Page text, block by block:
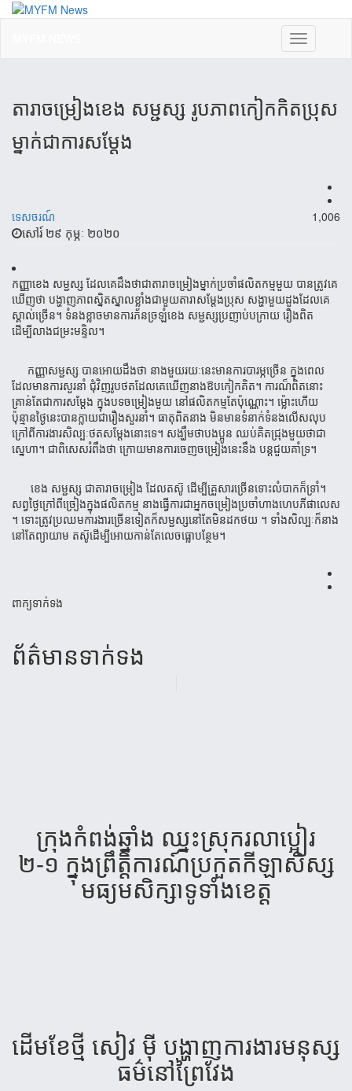
Toggle
navigation
តារាចម្រៀងខេង សម្ជស្ស រូបភាពកៀកកិតប្រុស
ម្នាក់ជាការសម្តែង
1,006
ទេសចរណ៍
សៅរ៍ ២៩ កុម្ភៈ ២០២០
កញ្ញាខេង សម្ជស្ស ដែលគេដឹងថាជាតារាចម្រៀងម្នាក់ប្រចាំផលិតកម្មមួយ បានត្រូវគេ
ឃើញថា បង្ហាញភាពស្និតស្នាលខ្លាំងជាមួយតារាសម្តែងប្រុស សង្ហាមួយដួងដែលគេ
ស្គាល់ច្រើន។ ទំនងខ្លាចមានការភ័នច្រឡំខេង សម្ជស្សប្រញាប់បក្រាយ រឿងពិត
ដើម្បីលាងជម្រះមន្ទិល។
កញ្ញាសម្ជស្ស បានអោយដឹងថា នាងមួយរយៈនេះមានការបារម្ភច្រើន ក្នុងពេល
ដែលមានការសួរនាំ ជុំវិញរូបថតដែលគេឃើញនាងឱបកៀកគិត។ ការណ៏ពិតនោះ
គ្រាន់តែជាការសម្តែង ក្នុងបទចម្រៀងមួយ នៅផលិតកម្មតែប៉ុណ្ណោះ។ ម្ល៉ោះហើយ
ប៉ុន្មានថ្ងៃនេះបានក្លាយជារឿងសួរនាំ។ ធាតុពិតនាង មិនមានទំនាក់ទំនងលើសលុប
ក្រៅពីការងារសិល្បៈថតសម្តែងនោះទេ។ សង្ឃឹមថាបងប្អូន ឈប់គិតជ្រុងមួយថាជា
ស្នេហា។ ជាពិសេសរំពឹងថា ក្រោយមានការចេញចម្រៀងនេះនឹង បន្តជួយគាំទ្រ។
ខេង សម្ជស្ស ជាតារាចម្រៀង ដែលតស៊ូ ដើម្បីគ្រួសារច្រើនទោះលំបាកក៏ទ្រាំ។
សព្វថ្ងៃក្រៅពីច្រៀងក្នុងផលិតកម្ម នាងធ្វើការជាអ្នកចម្រៀងប្រចាំហាងហេបភីផាលេស
។ ទោះត្រូវប្រឈមការងារច្រើនទៀតក៏សម្ជស្សនៅតែមិនដកថយ ។ ទាំងសិល្បៈក៏នាង
នៅតែព្យាយាម តស៊ូដើម្បីអោយកាន់តែលេចធ្លោបន្ថែម។
ពាក្យទាក់ទង
ព័ត៌មាន​ទាក់​ទង
ក្រុង​កំពង់​ឆ្នាំង ឈ្នះស្រុករលា​ប្អៀរ
២-១ ក្នុងព្រឹត្តិការណ៍​ប្រកួតកីឡាសិស្ស
មធ្យម​សិក្សាទូទាំងខេត្ត
ដើមខែថ្មី សៀវ មុី បង្ហាញ​ការងារ​មនុស្ស
ធម៌​នៅព្រៃវែង